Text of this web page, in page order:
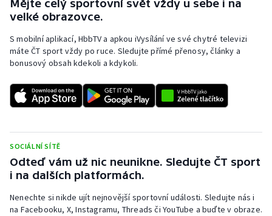
Mějte celý sportovní svět vždy u sebe i na
velké obrazovce.
S mobilní aplikací, HbbTV a apkou iVysílání ve své chytré televizi
máte ČT sport vždy po ruce. Sledujte přímé přenosy, články a
bonusový obsah kdekoli a kdykoli.
SOCIÁLNÍ SÍTĚ
Odteď vám už nic neunikne. Sledujte ČT sport
i na dalších platformách.
Nenechte si nikde ujít nejnovější sportovní události. Sledujte nás i
na Facebooku, X, Instagramu, Threads či YouTube a buďte v obraze.